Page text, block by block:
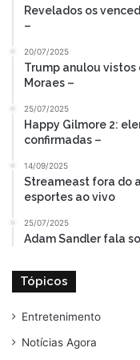
Revelados os
–
20/07/2025
Trump anulou
Moraes –
25/07/2025
Happy Gilmore 2:
confirmadas –
14/09/2025
Streameast fora do
esportes ao vivo
25/07/2025
Adam Sandler fala
Tópicos
Entretenimento
Notícias Agora